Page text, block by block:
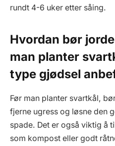
rundt 4-6 uker etter såing.
Hvordan bør
man planter
type gjødsel
Før man planter svartkål,
fjerne ugress og løsne den
spade. Det er også viktig å
som kompost eller godt